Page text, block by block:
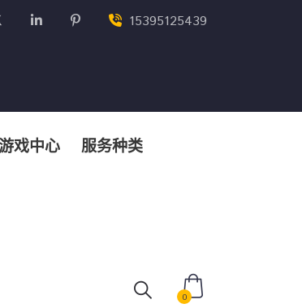
15395125439
戏中心 服务种类
0